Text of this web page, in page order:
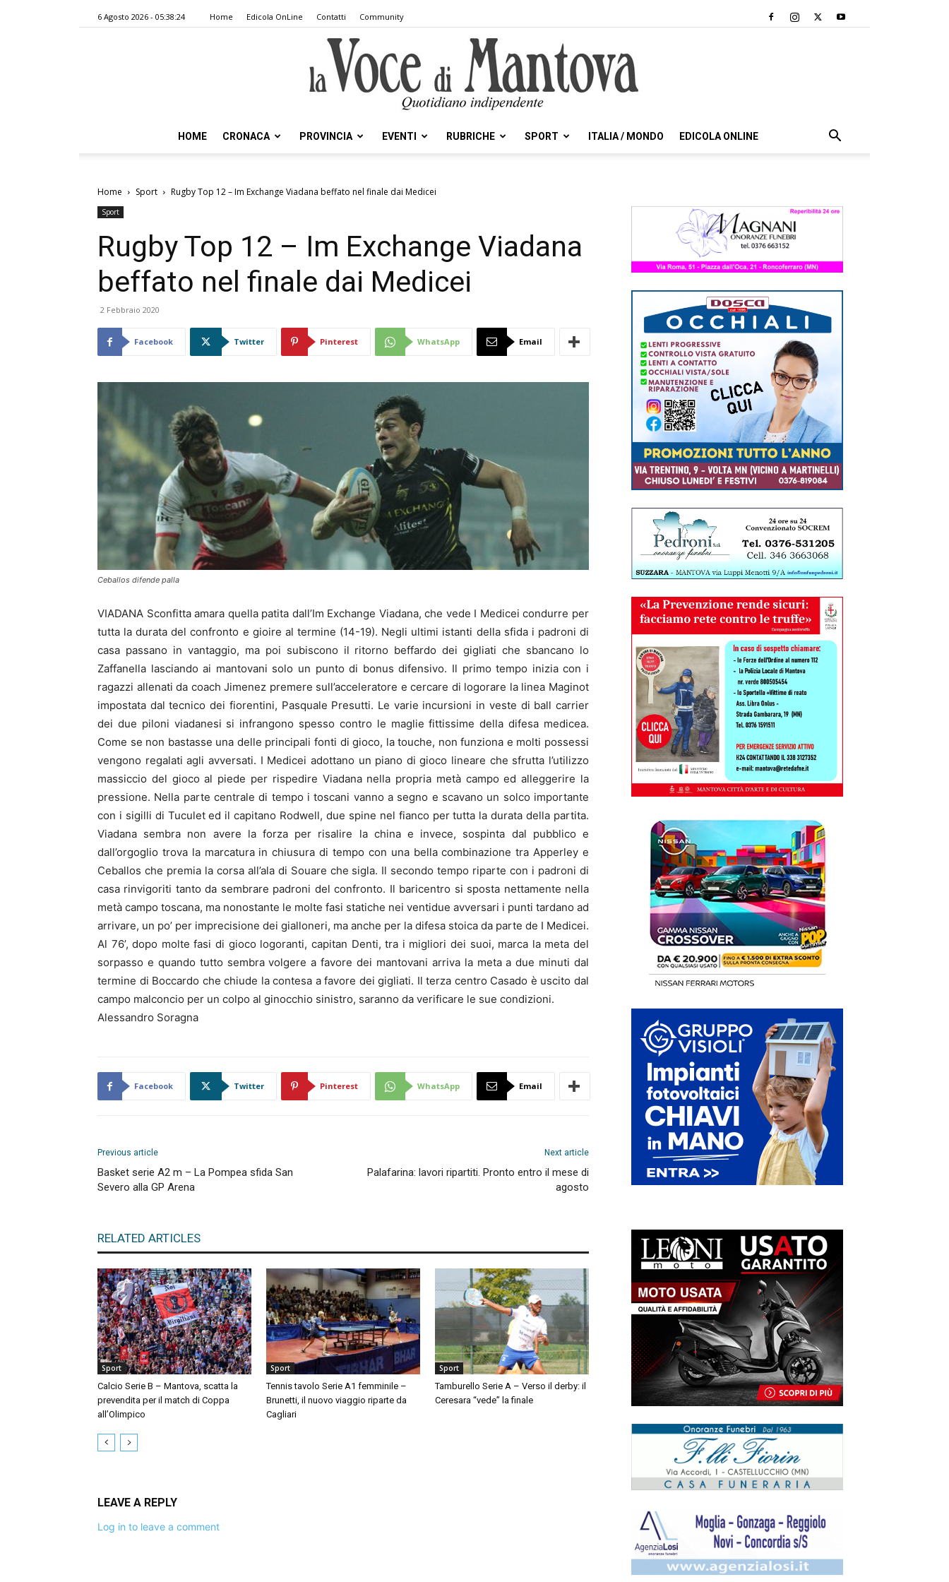
6 Agosto 2026 - 05:38:24 Home Edicola OnLine Contatti Community
Voce
HOME CRONACA PROVINCIA EVENTI RUBRICHE SPORT ITALIA / MONDO EDICOLA ONLINE
Home Sport Rugby Top 12 – Im Exchange Viadana beffato nel finale dai Medicei
Sport
Rugby Top 12 – Im Exchange Viadana
beffato nel finale dai Medicei
2 Febbraio 2020
Facebook Twitter Pinterest WhatsApp Email
Ceballos difende palla
VIADANA Sconfitta amara quella patita dall’Im Exchange Viadana, che vede I Medicei condurre per
tutta la durata del confronto e gioire al termine (14-19). Negli ultimi istanti della sfida i padroni di
casa passano in vantaggio, ma poi subiscono il ritorno beffardo dei gigliati che sbancano lo
Zaffanella lasciando ai mantovani solo un punto di bonus difensivo. Il primo tempo inizia con i
ragazzi allenati da coach Jimenez premere sull’acceleratore e cercare di logorare la linea Maginot
impostata dal tecnico dei fiorentini, Pasquale Presutti. Le varie incursioni in veste di ball carrier
dei due piloni viadanesi si infrangono spesso contro le maglie fittissime della difesa medicea.
Come se non bastasse una delle principali fonti di gioco, la touche, non funziona e molti possessi
vengono regalati agli avversati. I Medicei adottano un piano di gioco lineare che sfrutta l’utilizzo
massiccio del gioco al piede per rispedire Viadana nella propria metà campo ed alleggerire la
pressione. Nella parte centrale di tempo i toscani vanno a segno e scavano un solco importante
con i sigilli di Tuculet ed il capitano Rodwell, due spine nel fianco per tutta la durata della partita.
Viadana sembra non avere la forza per risalire la china e invece, sospinta dal pubblico e
dall’orgoglio trova la marcatura in chiusura di tempo con una bella combinazione tra Apperley e
Ceballos che premia la corsa all’ala di Souare che sigla. Il secondo tempo riparte con i padroni di
casa rinvigoriti tanto da sembrare padroni del confronto. Il baricentro si sposta nettamente nella
metà campo toscana, ma nonostante le molte fasi statiche nei ventidue avversari i punti tardano ad
arrivare, un po’ per imprecisione dei gialloneri, ma anche per la difesa stoica da parte de I Medicei.
Al 76’, dopo molte fasi di gioco logoranti, capitan Denti, tra i migliori dei suoi, marca la meta del
sorpasso e quando tutto sembra volgere a favore dei mantovani arriva la meta a due minuti dal
termine di Boccardo che chiude la contesa a favore dei gigliati. Il terza centro Casado è uscito dal
campo malconcio per un colpo al ginocchio sinistro, saranno da verificare le sue condizioni.
Alessandro Soragna
Facebook Twitter Pinterest WhatsApp Email
Previous article
Basket serie A2 m – La Pompea sfida San
Severo alla GP Arena
Next article
Palafarina: lavori ripartiti. Pronto entro il mese di
agosto
RELATED ARTICLES
Sport
Calcio Serie B – Mantova, scatta la
prevendita per il match di Coppa
all’Olimpico
Sport
Tennis tavolo Serie A1 femminile –
Brunetti, il nuovo viaggio riparte da
Cagliari
Sport
Tamburello Serie A – Verso il derby: il
Ceresara “vede” la finale
LEAVE A REPLY
Log in to leave a comment